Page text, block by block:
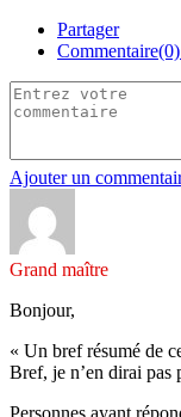
Partager
Commentaire(0)
Ajouter un
Grand maître
Bonjour,
« Un bref résumé de
Bref, je n’en dirai pas
Personnes ayant